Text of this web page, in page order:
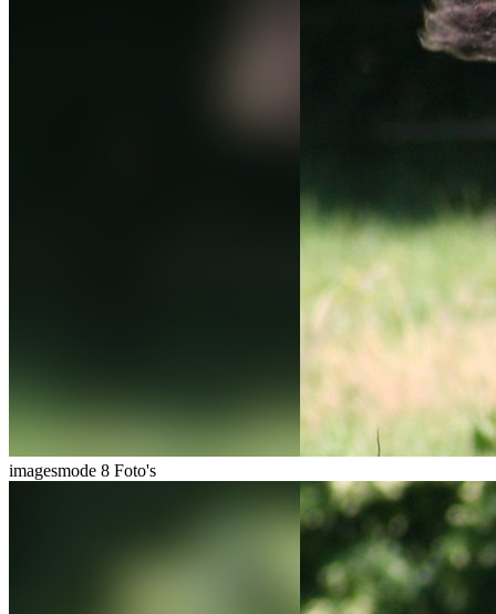
imagesmode 8 Foto's